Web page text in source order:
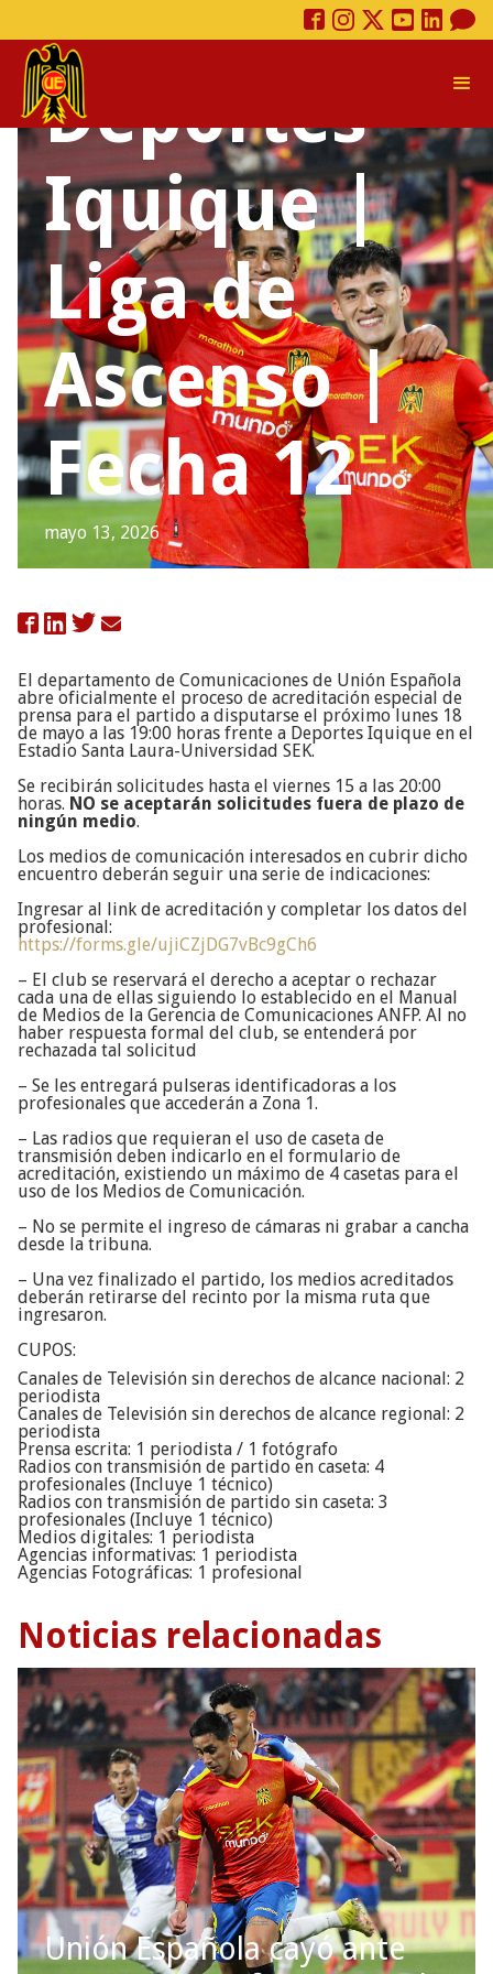
Española vs
Deportes
Iquique |
Liga de
Ascenso |
Fecha 12
mayo 13, 2026

El departamento de Comunicaciones de Unión Española
abre oficialmente el proceso de acreditación especial de
prensa para el partido a disputarse el próximo lunes 18
de mayo a las 19:00 horas frente a Deportes Iquique en el
Estadio Santa Laura-Universidad SEK.
Se recibirán solicitudes hasta el viernes 15 a las 20:00
horas. NO se aceptarán solicitudes fuera de plazo de
ningún medio.
Los medios de comunicación interesados en cubrir dicho
encuentro deberán seguir una serie de indicaciones:
Ingresar al link de acreditación y completar los datos del
profesional:
https://forms.gle/ujiCZjDG7vBc9gCh6
– El club se reservará el derecho a aceptar o rechazar
cada una de ellas siguiendo lo establecido en el Manual
de Medios de la Gerencia de Comunicaciones ANFP. Al no
haber respuesta formal del club, se entenderá por
rechazada tal solicitud
– Se les entregará pulseras identificadoras a los
profesionales que accederán a Zona 1.
– Las radios que requieran el uso de caseta de
transmisión deben indicarlo en el formulario de
acreditación, existiendo un máximo de 4 casetas para el
uso de los Medios de Comunicación.
– No se permite el ingreso de cámaras ni grabar a cancha
desde la tribuna.
– Una vez finalizado el partido, los medios acreditados
deberán retirarse del recinto por la misma ruta que
ingresaron.
CUPOS:
Canales de Televisión sin derechos de alcance nacional: 2
periodista
Canales de Televisión sin derechos de alcance regional: 2
periodista
Prensa escrita: 1 periodista / 1 fotógrafo
Radios con transmisión de partido en caseta: 4
profesionales (Incluye 1 técnico)
Radios con transmisión de partido sin caseta: 3
profesionales (Incluye 1 técnico)
Medios digitales: 1 periodista
Agencias informativas: 1 periodista
Agencias Fotográficas: 1 profesional
Noticias relacionadas
Unión Española cayó ante